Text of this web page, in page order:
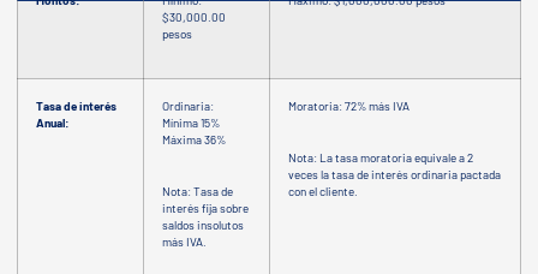
$30,000.00
pesos
Tasa de interés
Anual:
Ordinaria:
Mínima 15%
Máxima 36%
Nota: Tasa de
interés fija sobre
saldos insolutos
más IVA.
Moratoria: 72% más IVA
Nota: La tasa moratoria equivale a 2
veces la tasa de interés ordinaria pactada
con el cliente.